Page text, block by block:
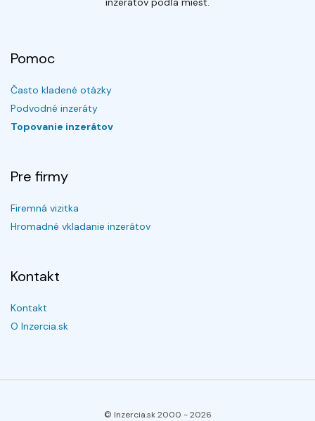
Pomoc
Často kladené otázky
Podvodné inzeráty
Topovanie inzerátov
Pre firmy
Firemná vizitka
Hromadné vkladanie inzerátov
Kontakt
Kontakt
O Inzercia.sk
© Inzercia.sk 2000 -2026